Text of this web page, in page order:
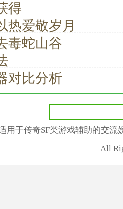
得
热爱敬岁月
毒蛇山谷
对比分析
用于传奇SF类游戏辅助的交
All